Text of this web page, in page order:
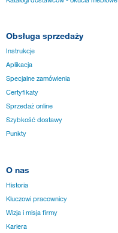
Obsługa sprzedaży
Instrukcje
Aplikacja
Specjalne zamówienia
Certyfikaty
Sprzedaż online
Szybkość dostawy
Punkty
O nas
Historia
Kluczowi pracownicy
Wizja i misja firmy
Kariera